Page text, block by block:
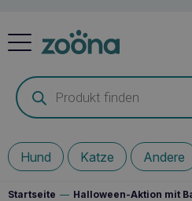
Products
search
Hund Katze Andere
Startseite — Halloween-Aktion mit